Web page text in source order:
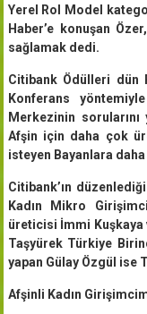
Yerel Rol Model
Haber’e konuşan
sağlamak dedi.
Citibank Ödülleri dün
Konferans
Merkezinin sorularını
Afşin için daha çok
isteyen Bayanlara
Citibank’ın
Kadın Mikro
üreticisi İmmi Kuşkaya
Taşyürek Türkiye
yapan Gülay Özgül ise
Afşinli Kadın